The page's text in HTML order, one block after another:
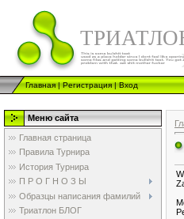
Главная|Регистрация|Вход
Меню сайта
Главная страница
Правила Турнира
История Турнира
П Р О Г Н О З Ы
Образцы написания фамилий
Триатлон БЛОГ